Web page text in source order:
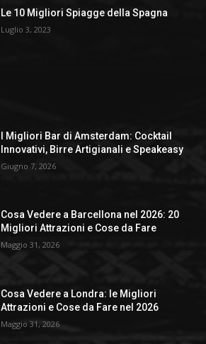
Le 10 Migliori Spiagge della Spagna
Luglio 3, 2023
I Migliori Bar di Amsterdam: Cocktail
Innovativi, Birre Artigianali e Speakeasy
Giugno 7, 2026
Cosa Vedere a Barcellona nel 2026: 20
Migliori Attrazioni e Cose da Fare
Maggio 31, 2026
Cosa Vedere a Londra: le Migliori
Attrazioni e Cose da Fare nel 2026
Maggio 31, 2026